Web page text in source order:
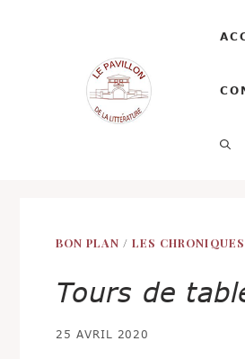
BON PLAN /LES
Tours de
25 AVRIL 2020